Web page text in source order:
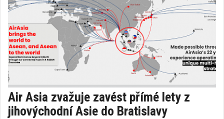
Air Asia zvažuje zavést přímé lety z
jihovýchodní Asie do Bratislavy